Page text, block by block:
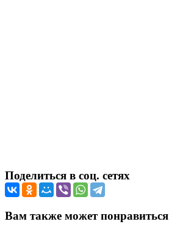
Поделиться в соц. сетях
Вам также может понравиться